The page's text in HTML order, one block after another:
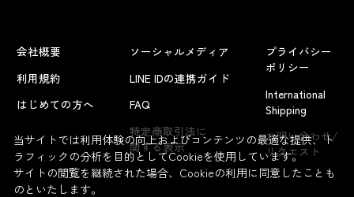
よくあるお問い合わせ
会社概要
利用規約
はじめての方へ
ソーシャルメディア
LINE IDの連携ガイド
FAQ
特定商取引法に
関する表示
プライバシー
ポリシー
International
Shipping
お問い合わせ/
リクエスト
当サイトでは利用体験の向上およびコンテンツの最適な提供、ト
ラフィックの分析を目的としてCookieを使用しています。
サイトの閲覧を継続された場合、Cookieの利用に同意したことも
のといたします。